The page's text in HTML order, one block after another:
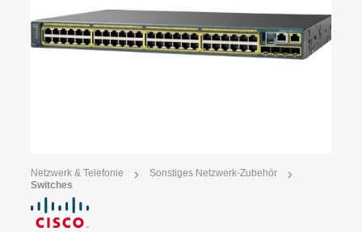
Netzwerk & Telefonie
Sonstiges Netzwerk-Zubehör
Switches